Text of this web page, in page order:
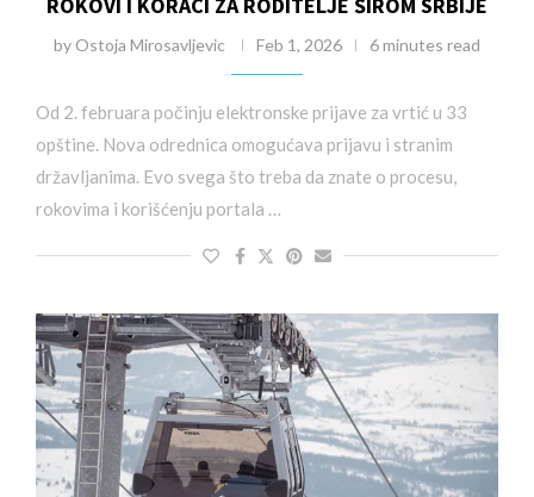
by Ostoja Mirosavljevic Feb 1, 2026 6 minutes read
Od 2. februara počinju elektronske prijave za vrtić u 33
opštine. Nova odrednica omogućava prijavu i stranim
državljanima. Evo svega što treba da znate o procesu,
rokovima i korišćenju portala …